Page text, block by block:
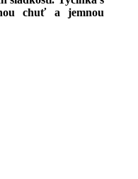
chuť a jemnou